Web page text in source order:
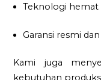
Teknologi hemat
Garansi resmi
Kami juga
kebutuhan